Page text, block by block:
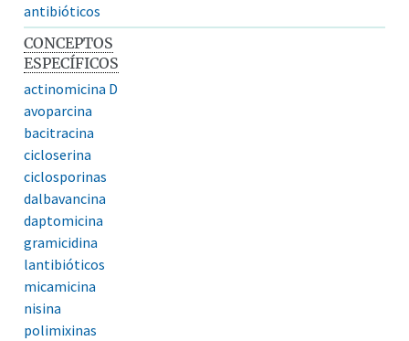
antibióticos
CONCEPTOS
ESPECÍFICOS
actinomicina D
avoparcina
bacitracina
cicloserina
ciclosporinas
dalbavancina
daptomicina
gramicidina
lantibióticos
micamicina
nisina
polimixinas